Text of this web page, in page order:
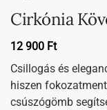
Cirkónia
12 900 Ft
Csillogás és
hiszen
csúszógömb